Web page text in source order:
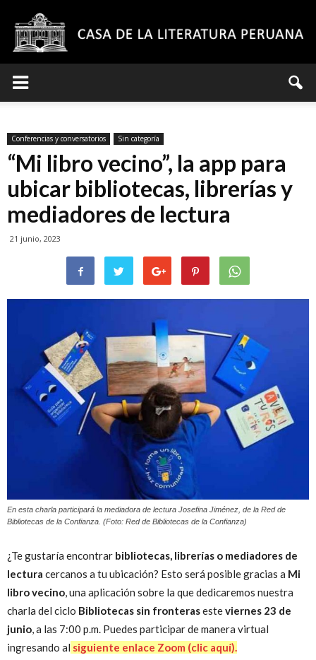
de
Literatura
Peruana
Conferencias y conversatorios Sin categoría
“Mi libro vecino”, la app para
ubicar bibliotecas, librerías y
mediadores de lectura
21 junio, 2023
En esta charla participará la mediadora de lectura Josefina Jiménez, de la Red de
Bibliotecas de la Confianza. (Foto: Red de Bibliotecas de la Confianza)
¿Te gustaría encontrar bibliotecas, librerías o mediadores de
lectura cercanos a tu ubicación? Esto será posible gracias a Mi
libro vecino , una aplicación sobre la que dedicaremos nuestra
charla del ciclo Bibliotecas sin fronterasesteviernes 23 de
junio , a las 7:00 p.m. Puedes participar de manera virtual
ingresando al siguiente enlace Zoom (clic aquí).